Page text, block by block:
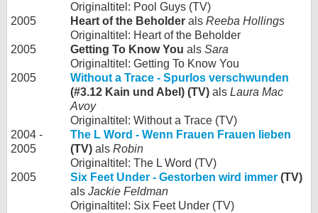
Originaltitel: Pool Guys (TV)
2005
Heart of the Beholder als Reeba Hollings
Originaltitel: Heart of the Beholder
2005
Getting To Know You als Sara
Originaltitel: Getting To Know You
2005
Without a Trace - Spurlos verschwunden
(#3.12 Kain und Abel) (TV) als Laura Mac
Avoy
Originaltitel: Without a Trace (TV)
2004 -
2005
The L Word - Wenn Frauen Frauen lieben
(TV) als Robin
Originaltitel: The L Word (TV)
2005
Six Feet Under - Gestorben wird immer (TV)
als Jackie Feldman
Originaltitel: Six Feet Under (TV)